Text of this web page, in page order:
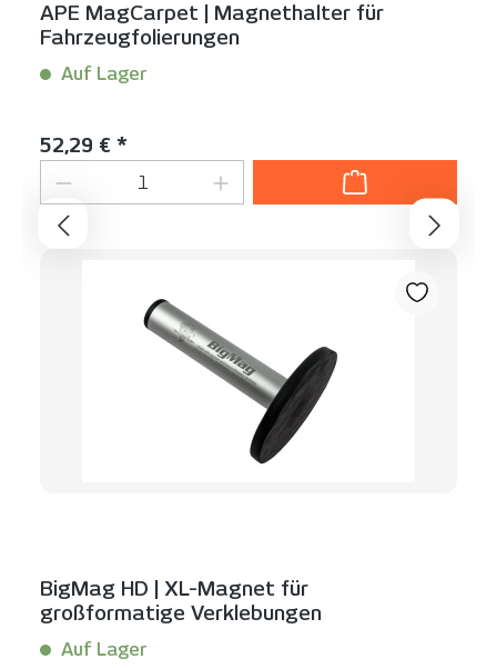
APE MagCarpet | Magnethalter für
Fahrzeugfolierungen
Auf Lager
Regulärer Preis:
52,29 € *
Produkt Anzahl: Gib den
BigMag HD | XL-Magnet für
großformatige Verklebungen
Auf Lager